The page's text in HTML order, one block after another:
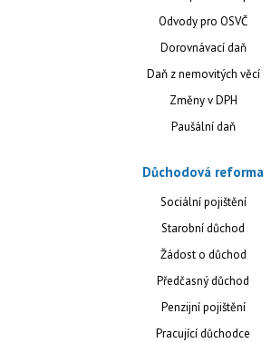
Odvody pro OSVČ
Dorovnávací daň
Daň z nemovitých věcí
Změny v DPH
Paušální daň
Důchodová reforma
Sociální pojištění
Starobní důchod
Žádost o důchod
Předčasný důchod
Penzijní pojištění
Pracující důchodce